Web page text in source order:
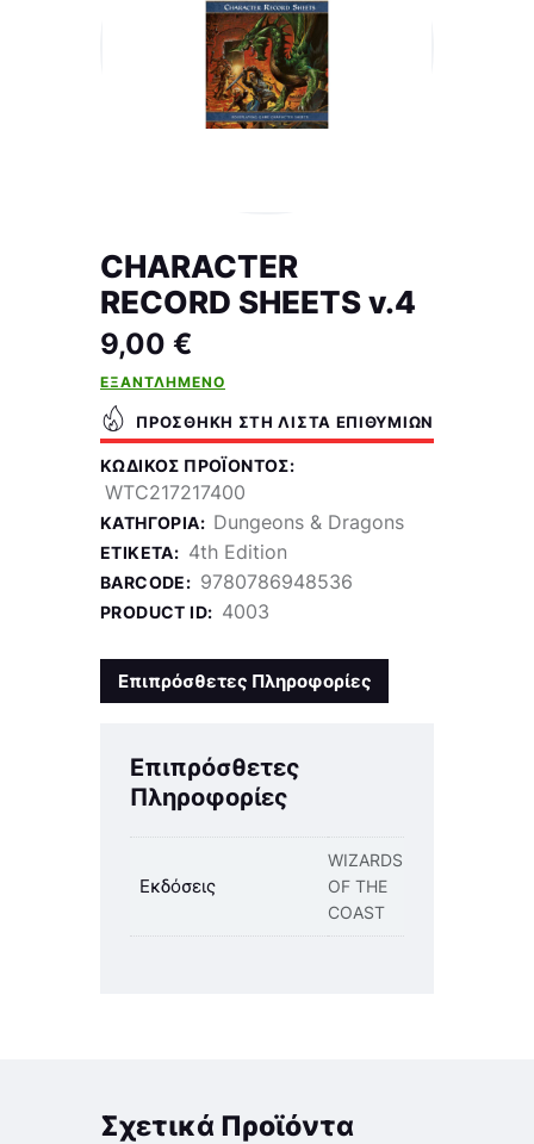
CHARACTER
RECORD SHEETS v.4
9,00 €
ΕΞΑΝΤΛΗΜΈΝΟ
ΠΡΟΣΘΉΚΗ ΣΤΗ ΛΊΣΤΑ ΕΠΙΘΥΜΙΏΝ
ΚΩΔΙΚΌΣ ΠΡΟΪΌΝΤΟΣ:
WTC217217400
ΚΑΤΗΓΟΡΊΑ: Dungeons & Dragons
ΕΤΙΚΈΤΑ: 4th Edition
BARCODE: 9780786948536
PRODUCT ID: 4003
Επιπρόσθετες Πληροφορίες
Επιπρόσθετες
Πληροφορίες
Εκδόσεις
WIZARDS
OF THE
COAST
Σχετικά Προϊόντα